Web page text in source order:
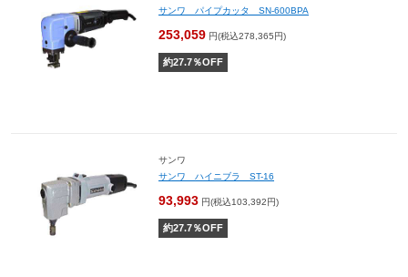
サンワ パイプカッタ SN-600BPA
253,059 円(税込278,365円)
約27.7％OFF
サンワ
サンワ ハイニブラ ST-16
93,993 円(税込103,392円)
約27.7％OFF